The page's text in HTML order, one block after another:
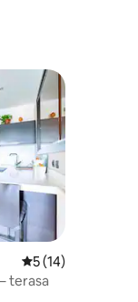
Prosječna ocjena:
5 (14)
terasa